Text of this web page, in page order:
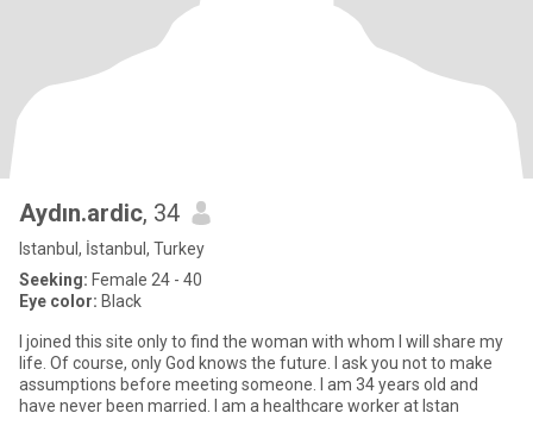
Aydın.ardic, 34
Istanbul, İstanbul, Turkey
Seeking: Female 24 - 40
Eye color: Black
I joined this site only to find the woman with whom I will share my
life. Of course, only God knows the future. I ask you not to make
assumptions before meeting someone. I am 34 years old and
have never been married. I am a healthcare worker at Istan